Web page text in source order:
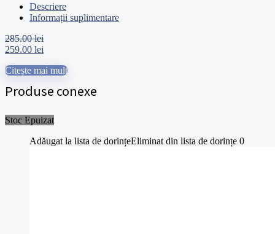
Descriere
Informații suplimentare
285.00lei
Prețul
a
285.00 lei.
259.00 lei
este:
Citește mai mult
Produse conexe
Stoc Epuizat
Adăugat la lista de dorințeEliminat din lista de dorințe 0